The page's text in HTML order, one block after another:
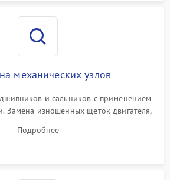
механических узлов
и сальников с применением
Замена изношенных щеток двигателя,
резиновой манжеты.
Подробнее